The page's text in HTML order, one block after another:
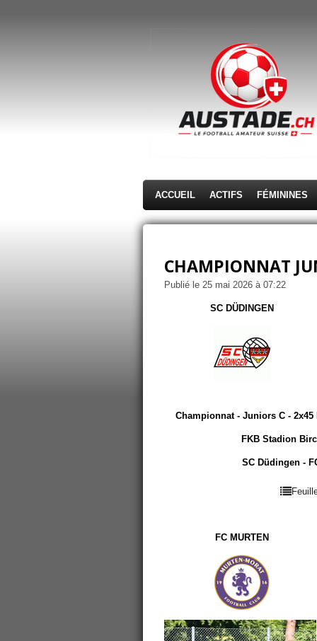
ACCUEIL ACTIFS FÉMININES
CHAMPIONNAT
Publié le 25 mai 2026 à 07:22
SC DÜDINGEN
Championnat - Juniors C - 2x45
FKB Stadion
SC Düdingen -
FC MURTEN